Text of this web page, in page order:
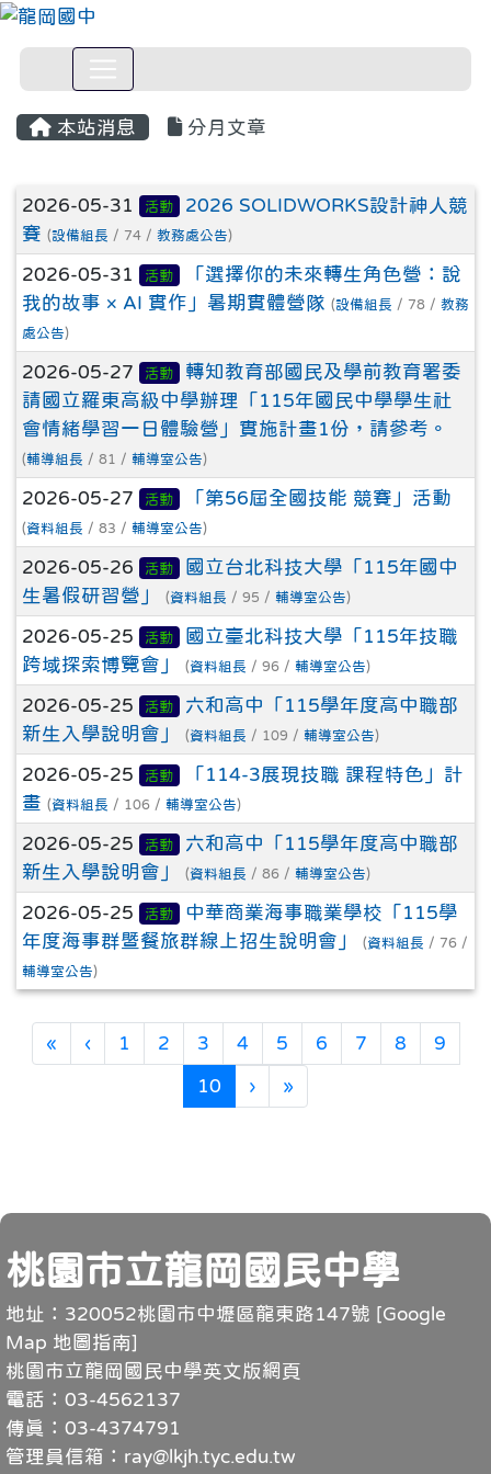
本站消息 分月文章
文章列表
2026-05-31 活動
2026 SOLIDWORKS設計神人競
賽 (設備組長 / 74 / 教務處公告)
2026-05-31 活動
「選擇你的未來轉生角色營：說
我的故事 × AI 實作」暑期實體營隊 (設備組長 / 78 / 教務
處公告)
2026-05-27 活動
轉知教育部國民及學前教育署委
請國立羅東高級中學辦理「115年國民中學學生社
會情緒學習一日體驗營」實施計畫1份，請參考。
(輔導組長 / 81 / 輔導室公告)
2026-05-27 活動 「第56屆全國技能 競賽」活動
(資料組長 / 83 / 輔導室公告)
2026-05-26 活動
國立台北科技大學「115年國中
生暑假研習營」
(資料組長 / 95 / 輔導室公告)
2026-05-25 活動
國立臺北科技大學「115年技職
跨域探索博覽會」
(資料組長 / 96 / 輔導室公告)
2026-05-25 活動
六和高中「115學年度高中職部
新生入學說明會」
(資料組長 / 109 / 輔導室公告)
2026-05-25 活動
「114-3展現技職 課程特色」計
畫 (資料組長 / 106 / 輔導室公告)
2026-05-25 活動
六和高中「115學年度高中職部
新生入學說明會」
(資料組長 / 86 / 輔導室公告)
2026-05-25 活動
中華商業海事職業學校「115學
年度海事群暨餐旅群線上招生說明會」
(資料組長 / 76 /
輔導室公告)
«第一頁
‹上一頁
1 2 3 4 5 6 7 8 9
10(目前頁次)
›下一頁
»最後頁
頁尾
桃園市立龍岡國民中學
地址：320052桃園市中壢區龍東路147號 [Google
Map 地圖指南]
桃園市立龍岡國民中學英文版網頁
電話：03-4562137
傳真：03-4374791
管理員信箱：ray@lkjh.tyc.edu.tw